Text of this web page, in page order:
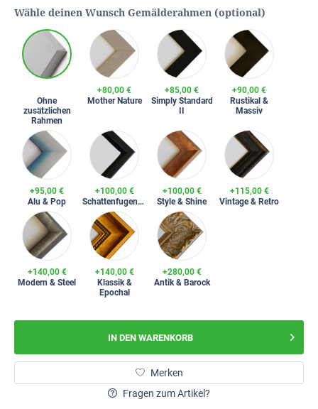
Wähle deinen Wunsch Gemälderahmen (optional)
Ohne
zusätzlichen
Rahmen
+80,00 €
Mother Nature
+85,00 €
Simply Standard
+90,00 €
Rustikal &
Massiv
+95,00 €
Alu & Pop
+100,00 €
Schattenfugenrahmen
+100,00 €
Style & Shine
+115,00 €
Vintage & Retro
+140,00 €
Modern & Steel
+140,00 €
Klassik &
Epochal
+280,00 €
Antik & Barock
IN DEN WARENKORB
Merken
Fragen zum Artikel?